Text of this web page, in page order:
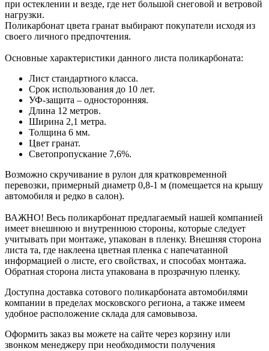
при остеклении и везде, где нет большой снеговой и ветровой
нагрузки.
Поликарбонат цвета гранат выбирают покупатели исходя из
своего личного предпочтения.
Основные характеристики данного листа поликарбоната:
Лист стандартного класса.
Срок использования до 10 лет.
УФ-защита – односторонняя.
Длина 12 метров.
Ширина 2,1 метра.
Толщина 6 мм.
Цвет гранат.
Светопропускание 7,6%.
Возможно скручивание в рулон для кратковременной
перевозки, примерный диаметр 0,8-1 м (помещается на крышу
автомобиля и редко в салон).
ВАЖНО! Весь поликарбонат предлагаемый нашей компанией
имеет внешнюю и внутреннюю стороны, которые следует
учитывать при монтаже, упакован в пленку. Внешняя сторона
листа та, где наклеена цветная пленка с напечатанной
информацией о листе, его свойствах, и способах монтажа.
Обратная сторона листа упакована в прозрачную пленку.
Доступна доставка сотового поликарбоната автомобилями
компании в пределах московского региона, а также имеем
удобное расположение склада для самовывоза.
Оформить заказ вы можете на сайте через корзину или
звонком менеджеру при необходимости получения